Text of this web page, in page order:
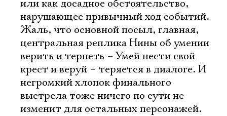
или как досадное обстоятельство,
нарушающее привычный ход событий.
Жаль, что основной посыл, главная,
центральная реплика Нины об умении
верить и терпеть – Умей нести свой
крест и веруй – теряется в диалоге. И
негромкий хлопок финального
выстрела тоже ничего по сути не
изменит для остальных персонажей.